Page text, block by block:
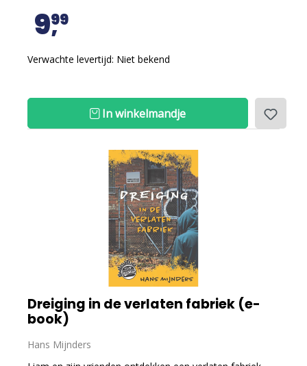
999
Verwachte levertijd: Niet bekend
In winkelmandje
Dreiging in de verlaten fabriek (e-
book)
Hans Mijnders